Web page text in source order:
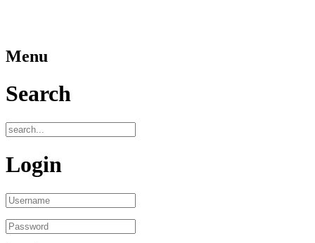
Menu
Search
Login